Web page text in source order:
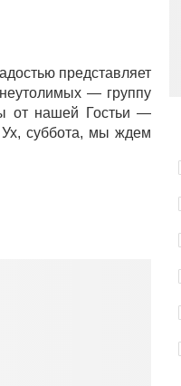
представляет
— группу
от нашей Гостьи —
суббота, мы ждем